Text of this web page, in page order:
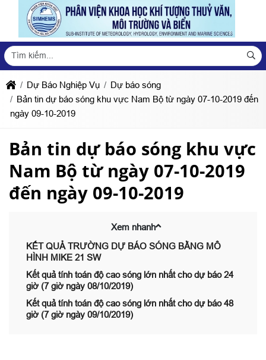
Dự Báo Nghiệp Vụ
Dự báo sóng
Bản tin dự báo sóng khu vực Nam Bộ từ ngày 07-10-2019 đến
ngày 09-10-2019
Bản tin dự báo sóng khu vực
Nam Bộ từ ngày 07-10-2019
đến ngày 09-10-2019
Xem nhanh
KẾT QUẢ TRƯỜNG DỰ BÁO SÓNG BẰNG MÔ
HÌNH MIKE 21 SW
Kết quả tính toán độ cao sóng lớn nhất cho dự báo 24
giờ (7 giờ ngày 08/10/2019)
Kết quả tính toán độ cao sóng lớn nhất cho dự báo 48
giờ (7 giờ ngày 09/10/2019)